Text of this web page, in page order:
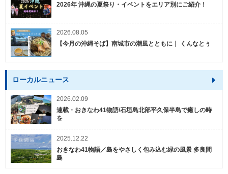
2026年 沖縄の夏祭り・イベントをエリア別にご紹介！
2026.08.05
【今月の沖縄そば】南城市の潮風とともに｜ くんなとぅ
ローカルニュース
2026.02.09
連載・おきなわ41物語/石垣島北部平久保半島で癒しの時
を
2025.12.22
おきなわ41物語／島をやさしく包み込む緑の風景 多良間
島